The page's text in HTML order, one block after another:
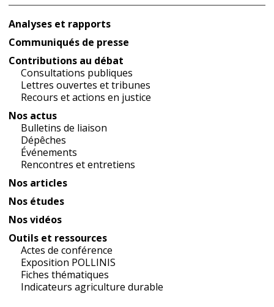
Analyses et rapports
Communiqués de presse
Contributions au débat
Consultations publiques
Lettres ouvertes et tribunes
Recours et actions en justice
Nos actus
Bulletins de liaison
Dépêches
Événements
Rencontres et entretiens
Nos articles
Nos études
Nos vidéos
Outils et ressources
Actes de conférence
Exposition POLLINIS
Fiches thématiques
Indicateurs agriculture durable